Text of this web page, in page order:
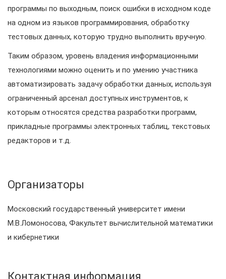
программы по выходным, поиск ошибки в исходном коде
на одном из языков программирования, обработку
тестовых данных, которую трудно выполнить вручную.
Таким образом, уровень владения информационными
технологиями можно оценить и по умению участника
автоматизировать задачу обработки данных, используя
ограниченный арсенал доступных инструментов, к
которым относятся средства разработки программ,
прикладные программы электронных таблиц, текстовых
редакторов и т.д.
Организаторы
Московский государственный университет имени
М.В.Ломоносова, Факультет вычислительной математики
и кибернетики
Контактная информация